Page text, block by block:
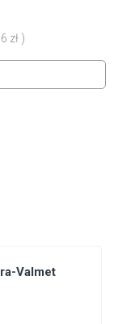
zł )
Valmet